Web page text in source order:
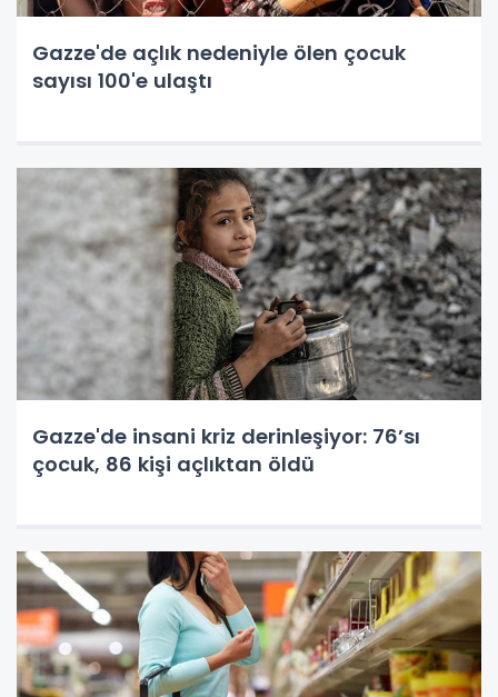
Gazze'de açlık nedeniyle ölen çocuk
sayısı 100'e ulaştı
Gazze'de insani kriz derinleşiyor: 76’sı
çocuk, 86 kişi açlıktan öldü